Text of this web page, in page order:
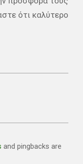
ότι καλύτερο
and pingbacks are